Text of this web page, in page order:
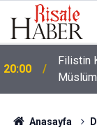
20:00
Filistin
17:03
Anasayfa